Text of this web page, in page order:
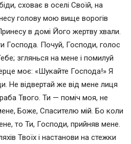
сховає в оселі Своїй, на
голову мою вище ворогів
в домі Його жертву хвали.
Господа. Почуй, Господи, голос
зглянься на мене і помилуй
моє: «Шукайте Господа!» Я
Не відвертай же від мене лиця
раба Твого. Ти — поміч моя, не
Боже, Спасителю мій. Бо коли
то Ти, Господи, прийняв мене.
Твоїх і настанови на стежки